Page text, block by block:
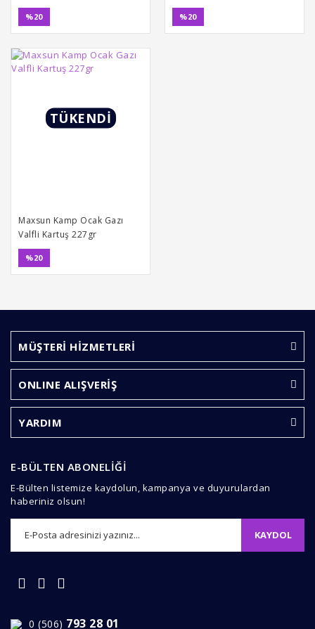
%20 %20
TÜKENDİ
Maxsun Kamp Ocak Gazı
Valfli Kartuş 227gr
%20
MÜŞTERİ HİZMETLERİ
ONLINE ALIŞVERİŞ
YARDIM
E-BÜLTEN ABONELİĞİ
E-Bülten listemize kaydolun, kampanya ve duyurulardan
haberiniz olsun!
KAYDOL
0 (506) 793 28 01